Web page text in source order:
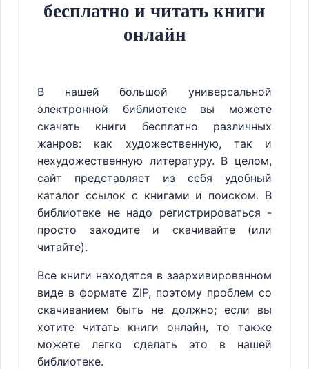
бесплатно и читать книги
онлайн
В нашей большой универсальной
электронной библиотеке вы можете
скачать книги бесплатно различных
жанров: как художественную, так и
нехудожественную литературу. В целом,
сайт представляет из себя удобный
каталог ссылок с книгами и поиском. В
библиотеке не надо регистрироваться -
просто заходите и скачивайте (или
читайте).
Все книги находятся в заархивированном
виде в формате ZIP, поэтому проблем со
скачиванием быть не должно; если вы
хотите читать книги онлайн, то также
можете легко сделать это в нашей
библиотеке.